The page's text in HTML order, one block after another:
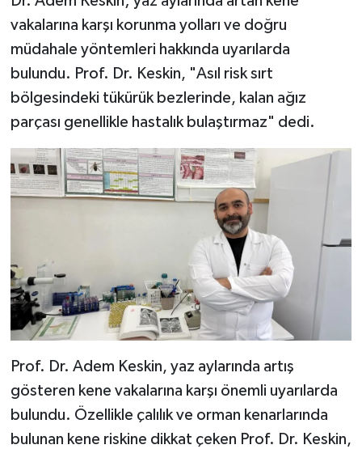
vakalarına karşı korunma yolları ve doğru
müdahale yöntemleri hakkında uyarılarda
bulundu. Prof. Dr. Keskin, "Asıl risk sırt
bölgesindeki tükürük bezlerinde, kalan ağız
parçası genellikle hastalık bulaştırmaz" dedi.
Prof. Dr. Adem Keskin, yaz aylarında artış
gösteren kene vakalarına karşı önemli uyarılarda
bulundu. Özellikle çalılık ve orman kenarlarında
bulunan kene riskine dikkat çeken Prof. Dr. Keskin,